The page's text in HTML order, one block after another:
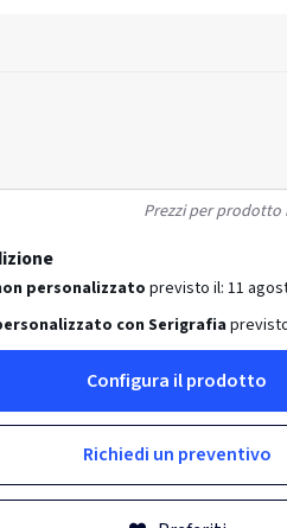
Prezzi per prodotto
personalizzato previsto il: 11
con Serigrafia
Configura il prodotto
Richiedi un preventivo